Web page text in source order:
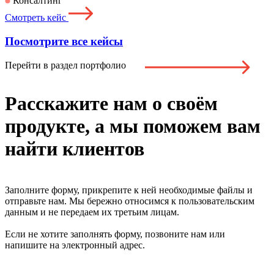
Смотреть кейс
Посмотрите все кейсы
Перейти в раздел портфолио
Расскажите нам о своём
продукте, а мы поможем вам
найти клиентов
Заполните форму, прикрепите к ней необходимые файлы и
отправьте нам. Мы бережно относимся к пользовательским
данным и не передаем их третьим лицам.
Если не хотите заполнять форму, позвоните нам или
напишите на электронный адрес.